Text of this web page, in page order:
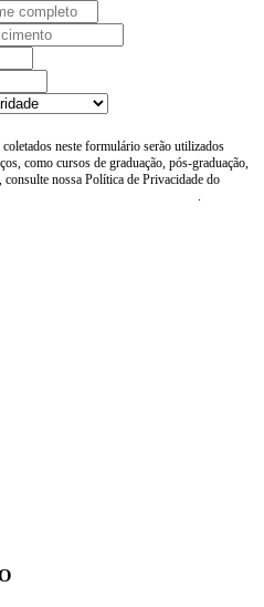
neste formulário serão utilizados
como cursos de graduação, pós-graduação,
nossa Política de Privacidade do
.